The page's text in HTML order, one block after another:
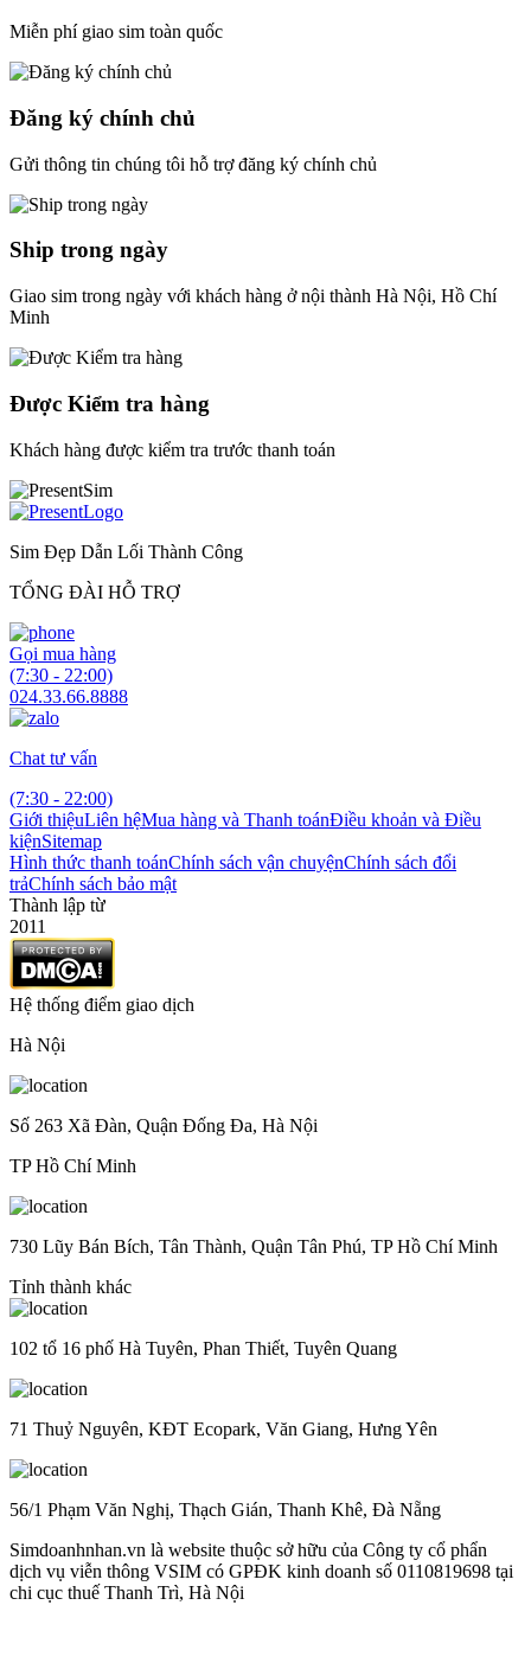
Miễn phí giao sim toàn quốc
Đăng ký chính chủ
Gửi thông tin chúng tôi hỗ trợ đăng ký chính chủ
Ship trong ngày
Giao sim trong ngày với khách hàng ở nội thành Hà Nội, Hồ Chí
Minh
Được Kiểm tra hàng
Khách hàng được kiểm tra trước thanh toán
Sim Đẹp Dẫn Lối Thành Công
TỔNG ĐÀI HỖ TRỢ
Gọi mua hàng
(7:30 - 22:00)
024.33.66.8888
Chat tư vấn
(7:30 - 22:00)
Giới thiệuLiên hệMua hàng và Thanh toánĐiều khoản và Điều
kiệnSitemap
Hình thức thanh toánChính sách vận chuyệnChính sách đổi
trảChính sách bảo mật
Thành lập từ
2011
Hệ thống điểm giao dịch
Hà Nội
Số 263 Xã Đàn, Quận Đống Đa, Hà Nội
TP Hồ Chí Minh
730 Lũy Bán Bích, Tân Thành, Quận Tân Phú, TP Hồ Chí Minh
Tỉnh thành khác
102 tổ 16 phố Hà Tuyên, Phan Thiết, Tuyên Quang
71 Thuỷ Nguyên, KĐT Ecopark, Văn Giang, Hưng Yên
56/1 Phạm Văn Nghị, Thạch Gián, Thanh Khê, Đà Nẵng
Simdoanhnhan.vn là website thuộc sở hữu của Công ty cổ phẩn
dịch vụ viễn thông VSIM có GPĐK kinh doanh số 0110819698 tại
chi cục thuế Thanh Trì, Hà Nội